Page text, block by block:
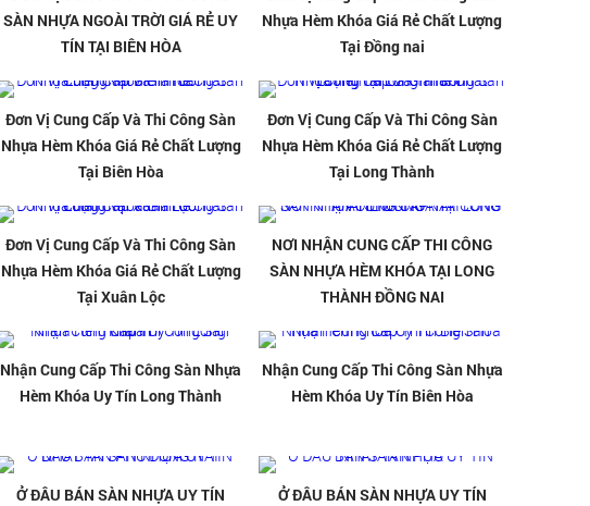
SÀN NHỰA NGOÀI TRỜI GIÁ RẺ UY
TÍN TẠI BIÊN HÒA
Nhựa Hèm Khóa Giá Rẻ Chất Lượng
Tại Đồng nai
Đơn Vị Cung Cấp Và Thi Công Sàn
Nhựa Hèm Khóa Giá Rẻ Chất Lượng
Tại Biên Hòa
Đơn Vị Cung Cấp Và Thi Công Sàn
Nhựa Hèm Khóa Giá Rẻ Chất Lượng
Tại Long Thành
Đơn Vị Cung Cấp Và Thi Công Sàn
Nhựa Hèm Khóa Giá Rẻ Chất Lượng
Tại Xuân Lộc
NƠI NHẬN CUNG CẤP THI CÔNG
SÀN NHỰA HÈM KHÓA TẠI LONG
THÀNH ĐỒNG NAI
Nhận Cung Cấp Thi Công Sàn Nhựa
Hèm Khóa Uy Tín Long Thành
Nhận Cung Cấp Thi Công Sàn Nhựa
Hèm Khóa Uy Tín Biên Hòa
Ở ĐÂU BÁN SÀN NHỰA UY TÍN
Ở ĐÂU BÁN SÀN NHỰA UY TÍN